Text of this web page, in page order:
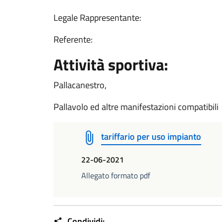
Legale Rappresentante:
Referente:
Attività sportiva:
Pallacanestro,
Pallavolo ed altre manifestazioni compatibili
tariffario per uso impianto
22-06-2021
Allegato formato pdf